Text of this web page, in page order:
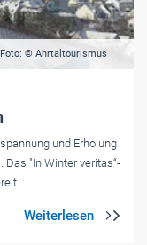
Foto: © Ahrtaltourismus
und Erholung
"In Winter veritas“-